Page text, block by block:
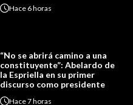
Hace 6 horas
“No se abrirá camino a una
constituyente”: Abelardo de
la Espriella en su primer
discurso como presidente
Hace7 horas